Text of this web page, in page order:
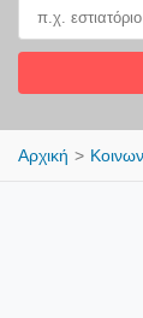
Αρχική